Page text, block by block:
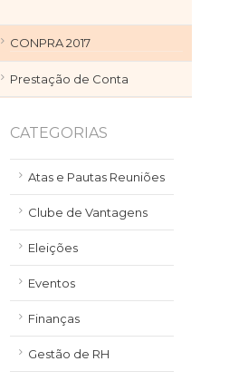
CONPRA 2017
Prestação de Conta
CATEGORIAS
Atas e Pautas Reuniões
Clube de Vantagens
Eleições
Eventos
Finanças
Gestão de RH